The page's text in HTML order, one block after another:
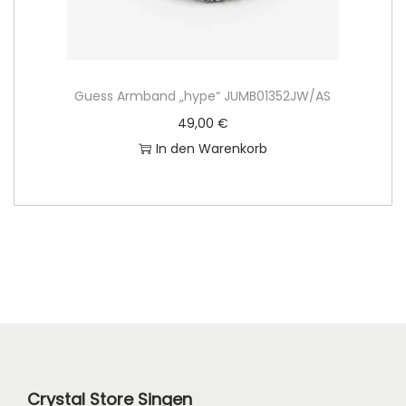
Guess Armband „hype“ JUMB01352JW/AS
49,00 €
In den Warenkorb
Crystal Store Singen